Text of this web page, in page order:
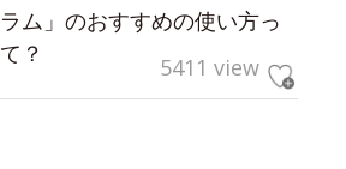
ラム」のおすすめの使い方っ
て？
5411 view